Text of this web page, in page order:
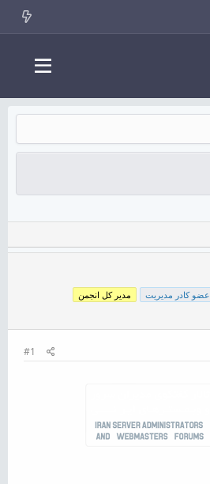
عضو کادر مدیریت مدیر کل انجمن
#1